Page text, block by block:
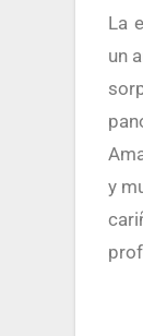
La expectación es máxima. El anuncio de este concierto marcó
un
y